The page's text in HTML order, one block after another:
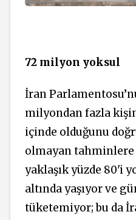
72 milyon yoksul
İran
milyondan fazla
içinde olduğunu
olmayan
yaklaşık yüzde 80'i
altında yaşıyor ve
tüketemiyor; bu da